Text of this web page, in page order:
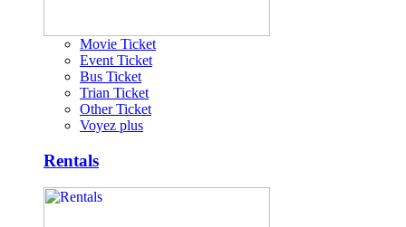
Movie Ticket
Event Ticket
Bus Ticket
Trian Ticket
Other Ticket
Voyez plus
Rentals